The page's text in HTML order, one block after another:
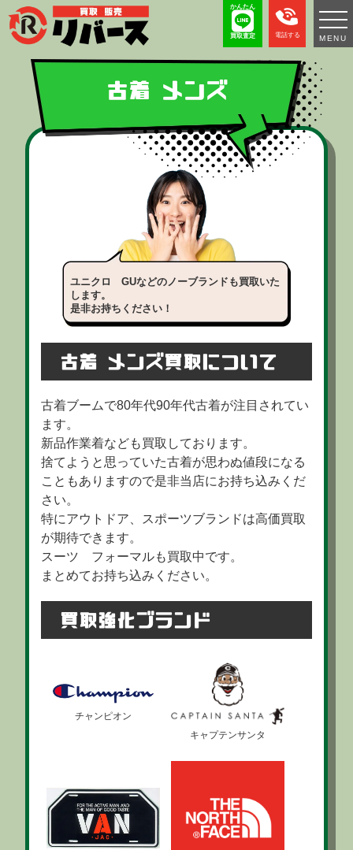
かんたん
買取査定 電話する MENU
古着 メンズ
ユニクロ GUなどのノーブランドも買取いた
します。
是非お持ちください！
古着 メンズ買取について
古着ブームで80年代90年代古着が注目されてい
ます。
新品作業着なども買取しております。
捨てようと思っていた古着が思わぬ値段になる
こともありますので是非当店にお持ち込みくだ
さい。
特にアウトドア、スポーツブランドは高価買取
が期待できます。
スーツ フォーマルも買取中です。
まとめてお持ち込みください。
買取強化ブランド
チャンピオン
キャプテンサンタ